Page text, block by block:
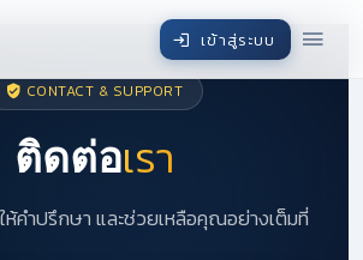
เข้าสู่ระบบ
CONTACT & SUPPORT
ติดต่อเรา
ห้คำปรึกษา และช่วยเหลือคุณอย่างเต็มที่